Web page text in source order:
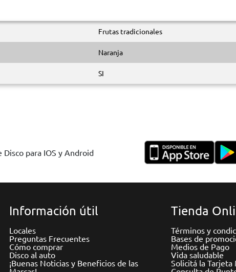
Frutas tradicionales
Naranja
SI
Disco para IOS y Android
Información útil
Locales
Preguntas Frecuentes
Cómo comprar
Disco al auto
¡Buenas Noticias y Beneficios de las
Tienda
Términos y
Bases de
Medios de Pago
Vida saludable
Solicitá la Tarjeta